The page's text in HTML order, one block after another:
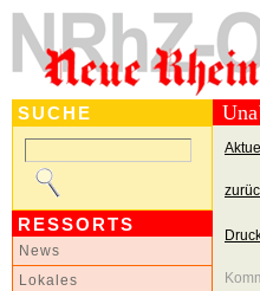
SUCHE
RESSORTS
News
Lokales